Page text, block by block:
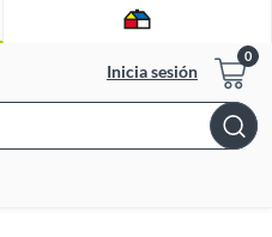
Inicia sesión
Bar